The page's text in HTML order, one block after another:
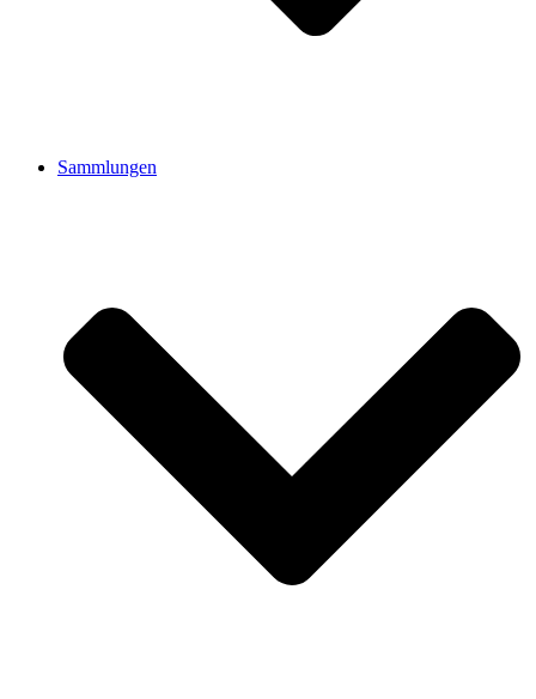
Sammlungen